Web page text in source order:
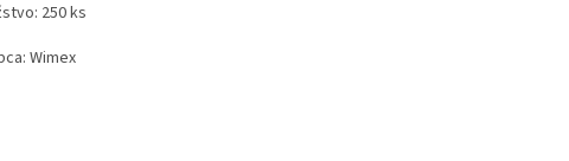
250 ks
Wimex